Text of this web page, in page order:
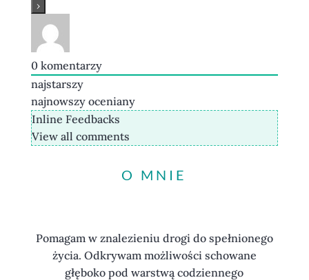
0komentarzy
najstarszy
najnowszy oceniany
Inline Feedbacks
View all comments
O MNIE
Pomagam w znalezieniu drogi do spełnionego
życia. Odkrywam możliwości schowane
głęboko pod warstwą codziennego